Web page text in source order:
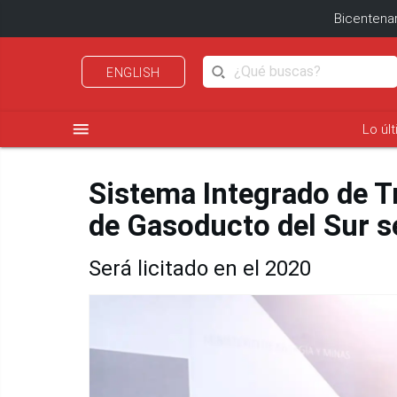
ENGLISH
menu Lo
Sistema Integrado de
de Gasoducto del Sur
Será licitado en el 2020